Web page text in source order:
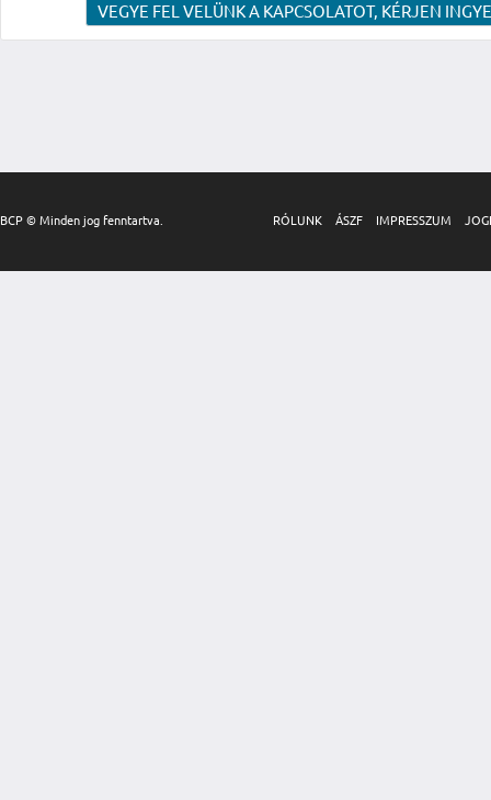
VEGYE FEL VELÜNK A KAPCSOLATOT, KÉRJEN
BCP © Minden jog fenntartva. RÓLUNK ÁSZF IMPRESSZUM